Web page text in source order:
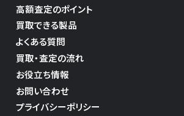
高額査定のポイント
買取できる製品
よくある質問
買取・査定の流れ
お役立ち情報
お問い合わせ
プライバシーポリシー